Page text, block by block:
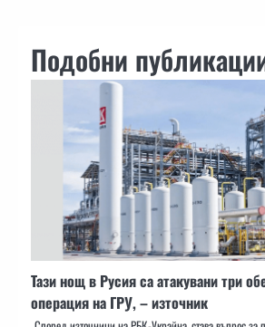
Подобни
Тази нощ в Русия са атакувани три
операция на ГРУ, – източник